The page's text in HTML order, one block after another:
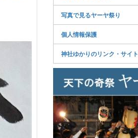
写真で見るヤーヤ祭り
個人情報保護
神社ゆかりのリンク・サイト